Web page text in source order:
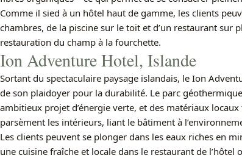
Comme il sied à un hôtel haut de gamme, les clients
chambres, de la piscine sur le toit et d’un restaurant sur
restauration du champ à la fourchette.
Ion Adventure Hotel, Islande
Sortant du spectaculaire paysage islandais, le Ion
de son plaidoyer pour la durabilité. Le parc
ambitieux projet d’énergie verte, et des matériaux
parsèment les intérieurs, liant le bâtiment à
Les clients peuvent se plonger dans les eaux riches en
une cuisine fraîche et locale dans le restaurant de l’hôtel